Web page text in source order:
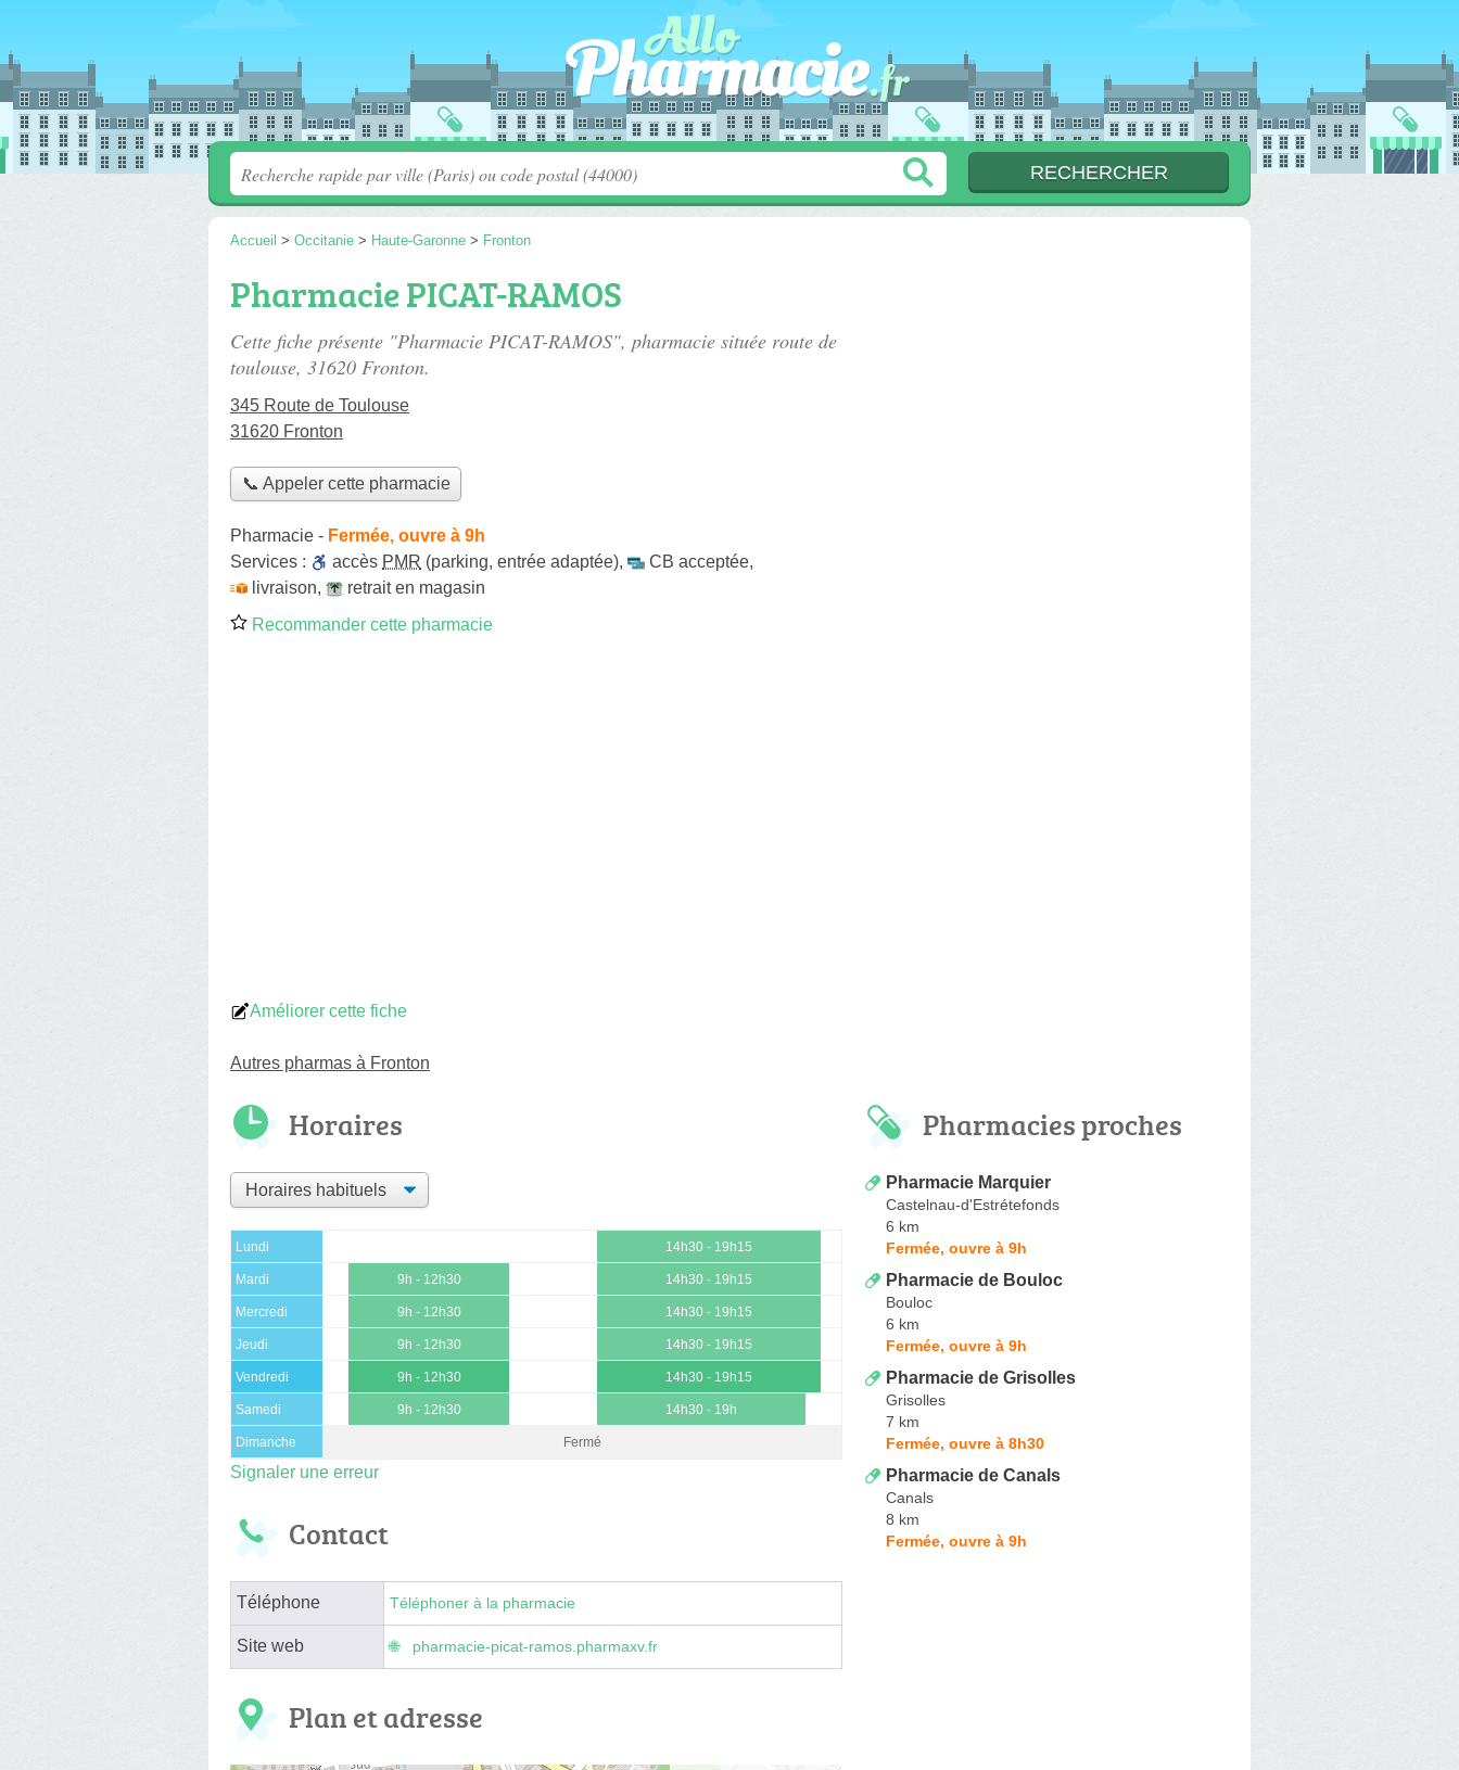
Accueil > Occitanie > Haute-Garonne > Fronton
Pharmacie PICAT-RAMOS
Cette fiche présente "Pharmacie PICAT-RAMOS", pharmacie située route de
toulouse, 31620 Fronton.
345 Route de Toulouse
31620 Fronton
📞 Appeler cette pharmacie
Pharmacie - Fermée, ouvre à 9h
Services :
accès PMR (parking, entrée adaptée), CB acceptée,
livraison,
retrait en magasin
Recommander cette pharmacie
Améliorer cette fiche
Autres pharmas à Fronton
Horaires
Lundi 14h30 - 19h15
Mardi 9h - 12h30 14h30 - 19h15
Mercredi 9h - 12h30 14h30 - 19h15
Jeudi 9h - 12h30 14h30 - 19h15
Vendredi 9h - 12h30 14h30 - 19h15
Samedi 9h - 12h30 14h30 - 19h
Dimanche Fermé
Signaler une erreur
Contact
Téléphone Téléphoner à la pharmacie
Site web pharmacie-picat-ramos.pharmaxv.fr
Plan et adresse
Pharmacies proches
Pharmacie Marquier
Castelnau-d'Estrétefonds
6 km
Fermée, ouvre à 9h
Pharmacie de Bouloc
Bouloc
6 km
Fermée, ouvre à 9h
Pharmacie de Grisolles
Grisolles
7 km
Fermée, ouvre à 8h30
Pharmacie de Canals
Canals
8 km
Fermée, ouvre à 9h